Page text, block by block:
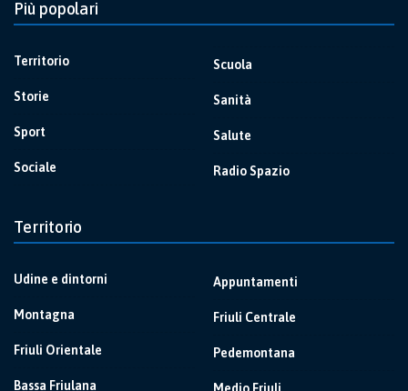
Più popolari
Territorio
Storie
Sport
Sociale
Scuola
Sanità
Salute
Radio Spazio
Territorio
Udine e dintorni
Montagna
Friuli Orientale
Bassa Friulana
Appuntamenti
Friuli Centrale
Pedemontana